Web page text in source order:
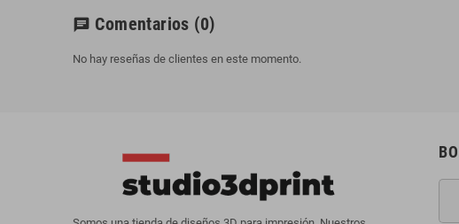
chat Comentarios (0)
No hay reseñas de clientes en este momento.